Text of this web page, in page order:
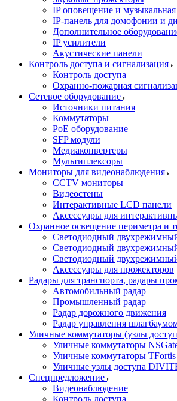
IP оповещение и музыкальная
IP-панель для домофонии и
Дополнительное
IP усилители
Акустические панели
Контроль доступа и сигнализация
Контроль доступа
Охранно-пожарная
Сетевое оборудование
Источники питания
Коммутаторы
PoE оборудование
SFP модули
Медиаконвертеры
Мультиплексоры
Мониторы для видеонаблюдения
CCTV мониторы
Видеостены
Интерактивные LCD панели
Аксессуары для
Охранное освещение периметра и
Светодиодный
Светодиодный
Светодиодный
Аксессуары для прожекторов
Радары для транспорта, радары
Автомобильный радар
Промышленный радар
Радар дорожного движения
Радар управления
Уличные коммутаторы (узлы
Уличные коммутаторы
Уличные коммутаторы TFortis
Уличные узлы доступа
Спецпредложение
Видеонаблюдение
Контроль доступа